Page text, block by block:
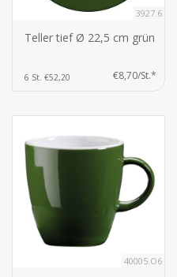
3927.6
Teller tief Ø 22,5 cm grün
6 St. €52,20 €8,70/St.*
40005.O6